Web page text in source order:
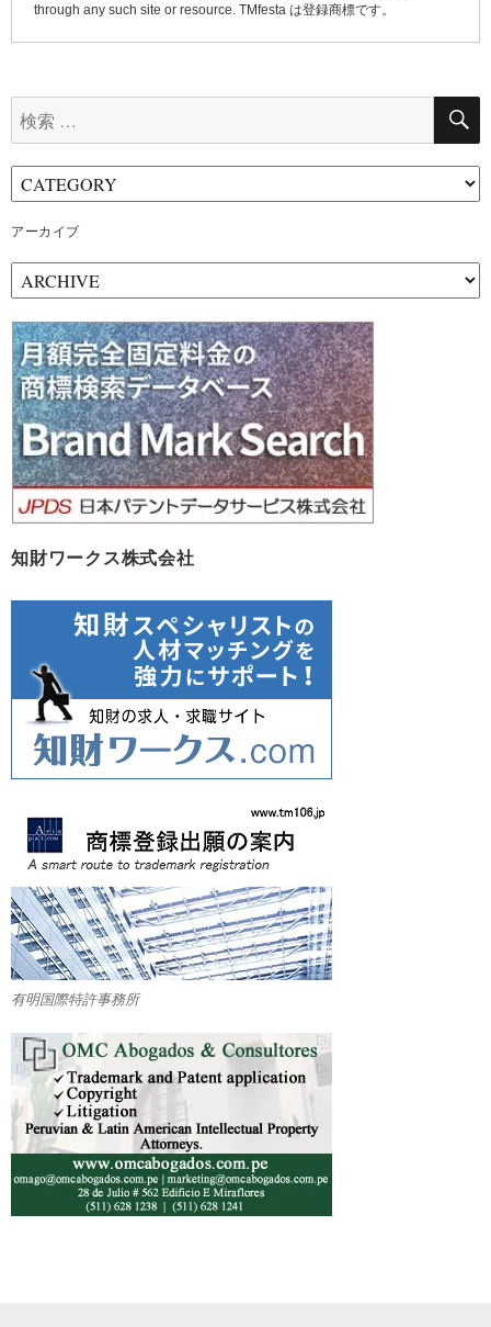
through any such site or resource. TMfesta は登録商標です。
索:
アーカイブ
ー
カ
イ
ブ
知財ワークス株式会社
有明国際特許事務所